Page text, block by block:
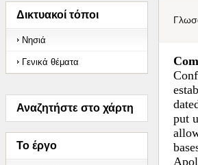
Δικτυακοί τόποι
Νησιά
Γενικά θέματα
Αναζητήστε στο χάρτη
Το έργο
put